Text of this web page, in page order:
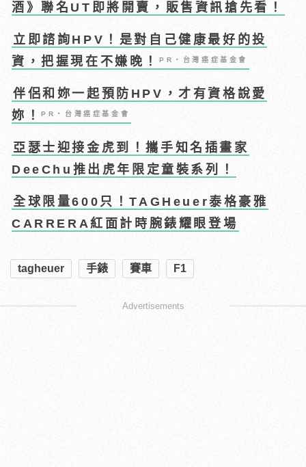
酒》聯名UT即將開賣，販售資訊搶先看！
立即諮詢HPV！是對自己健康最好的投
資，把握現在不嫌晚！PR・台灣癌症基金會
伴侶和妳一起預防HPV，才有資格說愛
妳！PR・台灣癌症基金會
亞瑟士迎接金虎到！攜手知名插畫家
DeeChu推出虎年限定童裝系列！
全球限量600只！TAGHeuer泰格豪雅
CARRERA紅面計時腕錶耀眼登場
tagheuer 手錶 賽車 F1
Advertisements